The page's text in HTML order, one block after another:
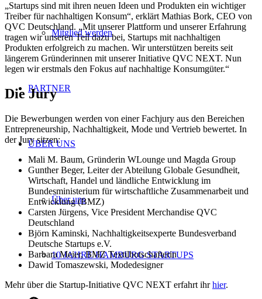
Mitglied werden
PARTNER
ÜBER UNS
Über uns
10 JAHRE HAMBURG STARTUPS
„Startups sind mit ihren neuen Ideen und Produkten ein wichtiger
Treiber für nachhaltigen Konsum“, erklärt Mathias Bork, CEO von
QVC Deutschland. „Mit unserer Plattform und unserer Erfahrung
tragen wir unseren Teil dazu bei, Startups mit nachhaltigen
Produkten erfolgreich zu machen. Wir unterstützen bereits seit
längerem Gründerinnen mit unserer Initiative QVC NEXT. Nun
legen wir erstmals den Fokus auf nachhaltige Konsumgüter.“
Die Jury
Die Bewerbungen werden von einer Fachjury aus den Bereichen
Entrepreneurship, Nachhaltigkeit, Mode und Vertrieb bewertet. In
der Jury sitzen:
Mali M. Baum, Gründerin WLounge und Magda Group
Gunther Beger, Leiter der Abteilung Globale Gesundheit,
Wirtschaft, Handel und ländliche Entwicklung im
Bundesministerium für wirtschaftliche Zusammenarbeit und
Entwicklung (BMZ)
Carsten Jürgens, Vice President Merchandise QVC
Deutschland
Björn Kaminski, Nachhaltigkeitsexperte Bundesverband
Deutsche Startups e.V.
Barbara Meier, BMZ Textilbotschafterin
Dawid Tomaszewski, Modedesigner
Mehr über die Startup-Initiative QVC NEXT erfahrt ihrhier.